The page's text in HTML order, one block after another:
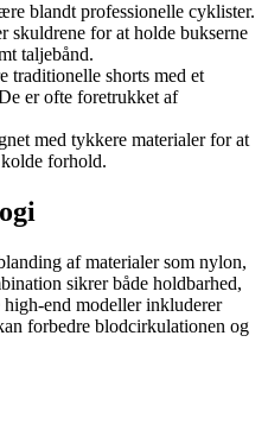
blandt professionelle cyklister.
skuldrene for at holde bukserne
taljebånd.
traditionelle shorts med et
er ofte foretrukket af
med tykkere materialer for at
forhold.
af materialer som nylon,
sikrer både holdbarhed,
end modeller inkluderer
forbedre blodcirkulationen og